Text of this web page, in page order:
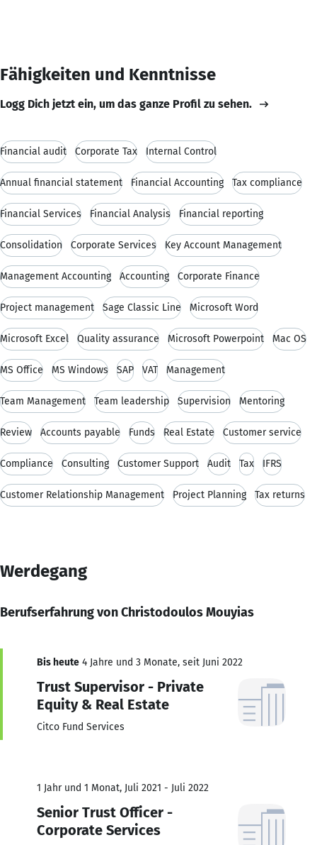
Fähigkeiten und Kenntnisse
Logg Dich jetzt ein, um das ganze Profil zu sehen.
Financial audit Corporate Tax Internal Control
Annual financial statement Financial Accounting Tax compliance
Financial Services Financial Analysis Financial reporting
Consolidation Corporate Services Key Account Management
Management Accounting Accounting Corporate Finance
Project management Sage Classic Line Microsoft Word
Microsoft Excel Quality assurance Microsoft Powerpoint Mac OS
MS Office MS Windows SAP VAT Management
Team Management Team leadership Supervision Mentoring
Review Accounts payable Funds Real Estate Customer service
Compliance Consulting Customer Support Audit Tax IFRS
Customer Relationship Management Project Planning Tax returns
Werdegang
Berufserfahrung von Christodoulos Mouyias
Bis heute 4 Jahre und 3 Monate, seit Juni 2022
Trust Supervisor - Private
Equity & Real Estate
Citco Fund Services
1 Jahr und 1 Monat, Juli 2021 - Juli 2022
Senior Trust Officer -
Corporate Services